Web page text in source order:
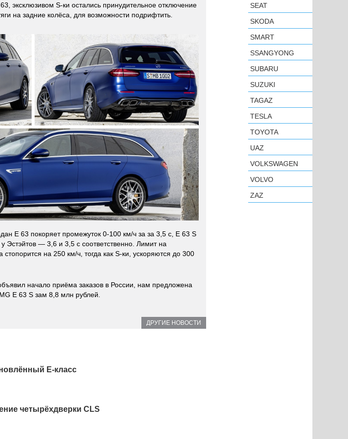
эксклюзивом S-ки остались принудительное отключение
на задние колёса, для возможности подрифтить.
E 63 покоряет промежуток 0-100 км/ч за за 3,5 с, E 63 S
— 3,6 и 3,5 с соответственно. Лимит на
на 250 км/ч, тогда как S-ки, ускоряются до 300
начало приёма заказов в России, нам предложена
E 63 S зам 8,8 млн рублей.
ДРУГИЕ НОВОСТИ
E-класс
четырёхдверки CLS
SEAT
SKODA
SMART
SSANGYONG
SUBARU
SUZUKI
TAGAZ
TESLA
TOYOTA
UAZ
VOLKSWAGEN
VOLVO
ZAZ